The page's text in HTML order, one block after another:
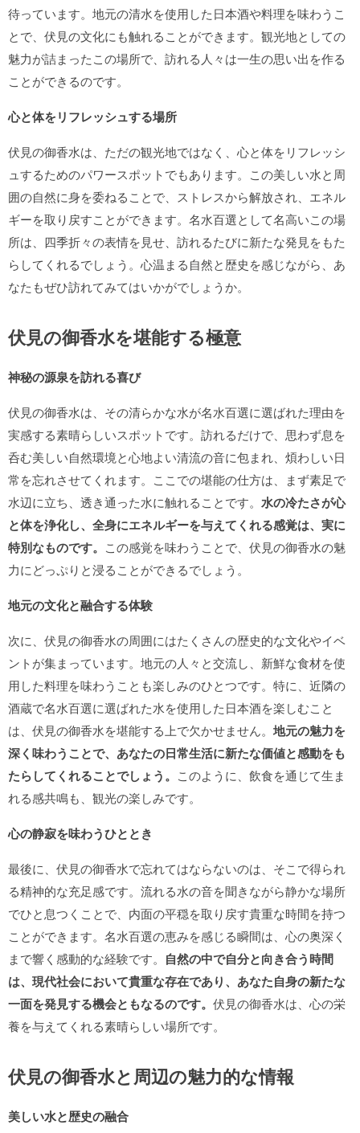
待っています。地元の清水を使用した日本酒や料理を味わうこ
とで、伏見の文化にも触れることができます。観光地としての
魅力が詰まったこの場所で、訪れる人々は一生の思い出を作る
ことができるのです。
心と体をリフレッシュする場所
伏見の御香水は、ただの観光地ではなく、心と体をリフレッシ
ュするためのパワースポットでもあります。この美しい水と周
囲の自然に身を委ねることで、ストレスから解放され、エネル
ギーを取り戻すことができます。名水百選として名高いこの場
所は、四季折々の表情を見せ、訪れるたびに新たな発見をもた
らしてくれるでしょう。心温まる自然と歴史を感じながら、あ
なたもぜひ訪れてみてはいかがでしょうか。
伏見の御香水を堪能する極意
神秘の源泉を訪れる喜び
伏見の御香水は、その清らかな水が名水百選に選ばれた理由を
実感する素晴らしいスポットです。訪れるだけで、思わず息を
呑む美しい自然環境と心地よい清流の音に包まれ、煩わしい日
常を忘れさせてくれます。ここでの堪能の仕方は、まず素足で
水辺に立ち、透き通った水に触れることです。 水の冷たさが心
と体を浄化し、全身にエネルギーを与えてくれる感覚は、実に
特別なものです。 この感覚を味わうことで、伏見の御香水の魅
力にどっぷりと浸ることができるでしょう。
地元の文化と融合する体験
次に、伏見の御香水の周囲にはたくさんの歴史的な文化やイベ
ントが集まっています。地元の人々と交流し、新鮮な食材を使
用した料理を味わうことも楽しみのひとつです。特に、近隣の
酒蔵で名水百選に選ばれた水を使用した日本酒を楽しむこと
は、伏見の御香水を堪能する上で欠かせません。 地元の魅力を
深く味わうことで、あなたの日常生活に新たな価値と感動をも
たらしてくれることでしょう。 このように、飲食を通じて生ま
れる感共鳴も、観光の楽しみです。
心の静寂を味わうひととき
最後に、伏見の御香水で忘れてはならないのは、そこで得られ
る精神的な充足感です。流れる水の音を聞きながら静かな場所
でひと息つくことで、内面の平穏を取り戻す貴重な時間を持つ
ことができます。名水百選の恵みを感じる瞬間は、心の奥深く
まで響く感動的な経験です。 自然の中で自分と向き合う時間
は、現代社会において貴重な存在であり、あなた自身の新たな
一面を発見する機会ともなるのです。 伏見の御香水は、心の栄
養を与えてくれる素晴らしい場所です。
伏見の御香水と周辺の魅力的な情報
美しい水と歴史の融合